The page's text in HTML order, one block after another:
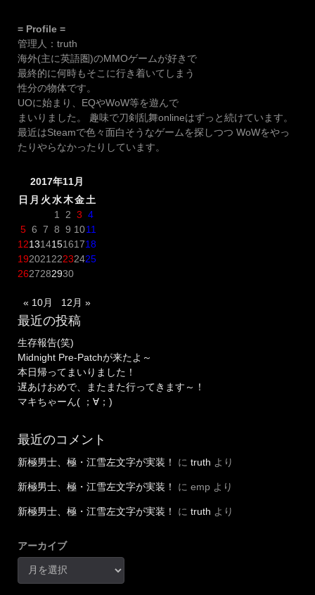
= Profile =
管理人：truth
海外(主に英語圏)のMMOゲームが好きで
最終的に何時もそこに行き着いてしまう
性分の物体です。
UOに始まり、EQやWoW等を遊んで
まいりました。 趣味で刀剣乱舞onlineはずっと続けています。
最近はSteamで色々面白そうなゲームを探しつつ WoWをやっ
たりやらなかったりしています。
2017年11月
日 月 火水木金土
1
2 3 4
5 6 7 8 9 1011
12131415161718
192021 22232425
2627282930
« 10月 12月 »
最近の投稿
生存報告(笑)
Midnight Pre-Patchが来たよ～
本日帰ってまいりました！
遅あけおめで、またまた行ってきます～！
マキちゃーん( ；∀；)
最近のコメント
新極男士、極・江雪左文字が実装！ に truth より
新極男士、極・江雪左文字が実装！ に emp より
新極男士、極・江雪左文字が実装！ に truth より
アーカイブ